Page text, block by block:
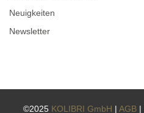
Neuigkeiten
Newsletter
©2025 KOLIBRI GmbH | AGB |